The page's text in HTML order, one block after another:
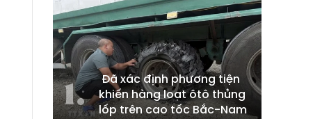
Đã xác định phương tiện
khiến hàng loạt ôtô thủng
lốp trên cao tốc Bắc-Nam